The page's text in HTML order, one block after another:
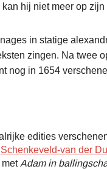
hij niet meer op
in statige
zingen. Na twee
nog in 1654
edities
Schenkeveld-van der
met Adam in